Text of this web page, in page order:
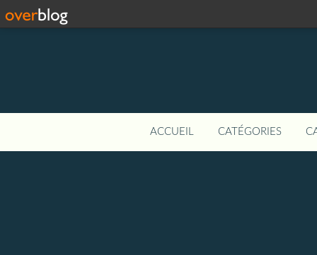
ACCUEIL CATÉGORIES